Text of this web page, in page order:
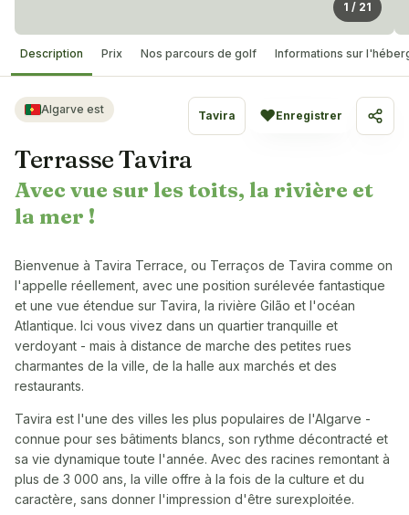
1 / 21
Description Prix Nos parcours de golf Informations sur
Tavira ♥Enregistrer
Algarve est
Terrasse Tavira
Avec vue sur les toits, la rivière et
la mer !
Bienvenue à Tavira Terrace, ou Terraços de Tavira comme on
l'appelle réellement, avec une position surélevée fantastique
et une vue étendue sur Tavira, la rivière Gilão et l'océan
Atlantique. Ici vous vivez dans un quartier tranquille et
verdoyant - mais à distance de marche des petites rues
charmantes de la ville, de la halle aux marchés et des
restaurants.
Tavira est l'une des villes les plus populaires de l'Algarve -
connue pour ses bâtiments blancs, son rythme décontracté et
sa vie dynamique toute l'année. Avec des racines remontant à
plus de 3 000 ans, la ville offre à la fois de la culture et du
caractère, sans donner l'impression d'être surexploitée.